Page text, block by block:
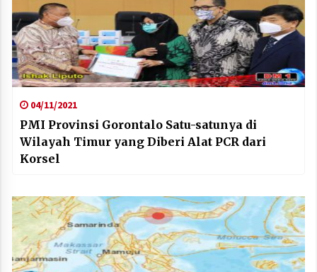
04/11/2021
PMI Provinsi Gorontalo Satu-satunya di
Wilayah Timur yang Diberi Alat PCR dari
Korsel